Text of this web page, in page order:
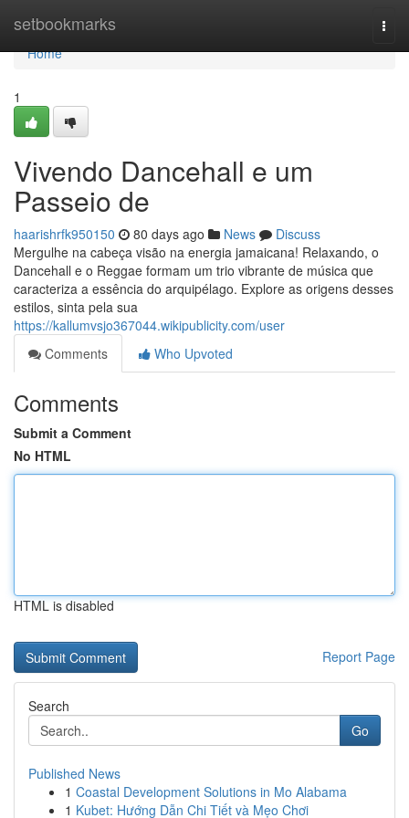
setbookmarks
Home
Home
1
Vivendo Dancehall e um
Passeio de
haarishrfk950150 80 days ago News
Discuss
Mergulhe na cabeça visão na energia jamaicana! Relaxando, o
Dancehall e o Reggae formam um trio vibrante de música que
caracteriza a essência do arquipélago. Explore as origens desses
estilos, sinta pela sua
https://kallumvsjo367044.wikipublicity.com/user
Comments
Who Upvoted
Comments
Submit a Comment
No HTML
HTML is disabled
Report Page
Search
Go
Published News
1 Coastal Development Solutions in Mo Alabama
1 Kubet: Hướng Dẫn Chi Tiết và Mẹo Chơi